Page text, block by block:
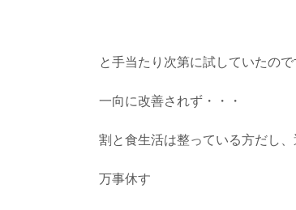
と手当たり次第に試していたの
一向に改善されず・・・
割と食生活は整っている方だし
万事休す